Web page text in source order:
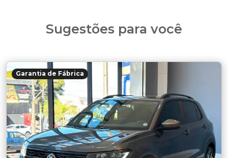
Sugestões para você
Garantia de Fábrica